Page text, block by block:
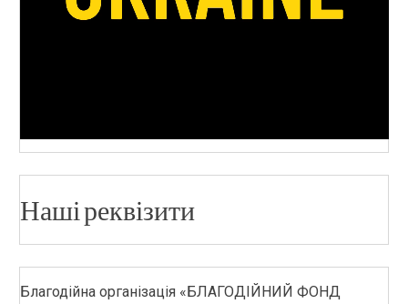
Наші реквізити
Благодійна організація «БЛАГОДІЙНИЙ ФОНД